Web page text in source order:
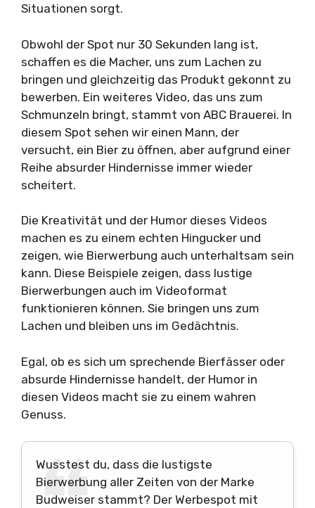
Situationen sorgt.
Obwohl der Spot nur 30 Sekunden lang ist,
schaffen es die Macher, uns zum Lachen zu
bringen und gleichzeitig das Produkt gekonnt zu
bewerben. Ein weiteres Video, das uns zum
Schmunzeln bringt, stammt von ABC Brauerei. In
diesem Spot sehen wir einen Mann, der
versucht, ein Bier zu öffnen, aber aufgrund einer
Reihe absurder Hindernisse immer wieder
scheitert.
Die Kreativität und der Humor dieses Videos
machen es zu einem echten Hingucker und
zeigen, wie Bierwerbung auch unterhaltsam sein
kann. Diese Beispiele zeigen, dass lustige
Bierwerbungen auch im Videoformat
funktionieren können. Sie bringen uns zum
Lachen und bleiben uns im Gedächtnis.
Egal, ob es sich um sprechende Bierfässer oder
absurde Hindernisse handelt, der Humor in
diesen Videos macht sie zu einem wahren
Genuss.
Wusstest du, dass die lustigste
Bierwerbung aller Zeiten von der Marke
Budweiser stammt? Der Werbespot mit